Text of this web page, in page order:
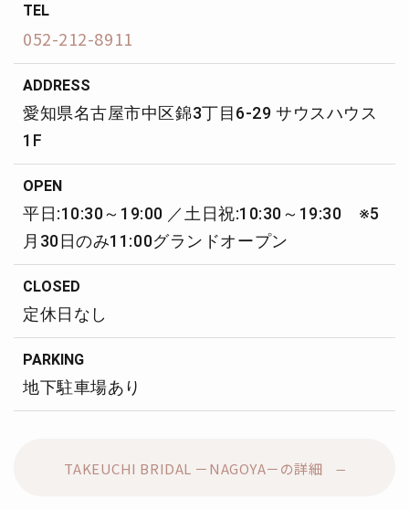
TEL
052-212-8911
ADDRESS
愛知県名古屋市中区錦3丁目6-29 サウスハウス
1F
OPEN
平日:10:30～19:00 ／土日祝:10:30～19:30 ※5
月30日のみ11:00グランドオープン
CLOSED
定休日なし
PARKING
地下駐車場あり
TAKEUCHI BRIDAL －NAGOYA－の詳細